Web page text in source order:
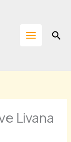
Livana